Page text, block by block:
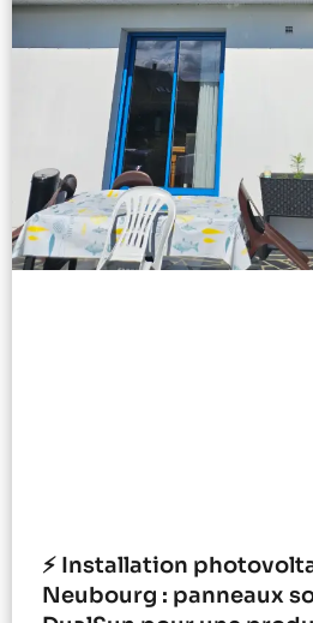
⚡ Installation
Neubourg : panneaux